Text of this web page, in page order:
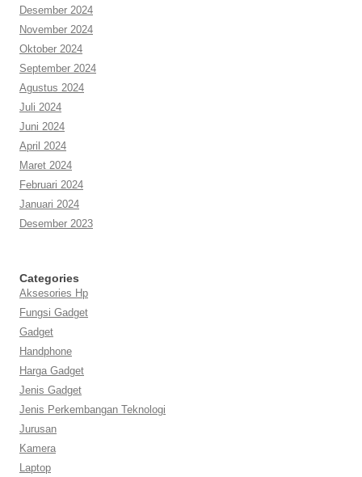
Desember 2024
November 2024
Oktober 2024
September 2024
Agustus 2024
Juli 2024
Juni 2024
April 2024
Maret 2024
Februari 2024
Januari 2024
Desember 2023
Categories
Aksesories Hp
Fungsi Gadget
Gadget
Handphone
Harga Gadget
Jenis Gadget
Jenis Perkembangan Teknologi
Jurusan
Kamera
Laptop